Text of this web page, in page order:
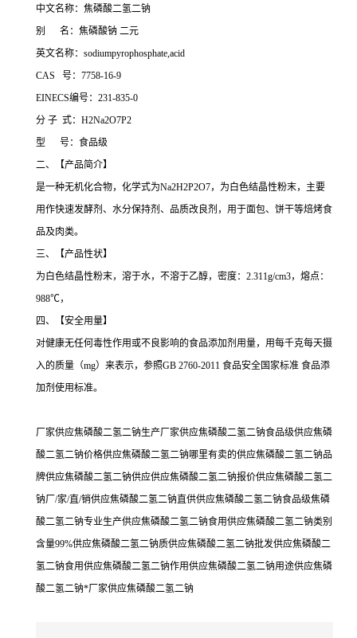
中文名称：焦磷酸二氢二钠
别 名：焦磷酸钠 二元
英文名称：sodiumpyrophosphate,acid
CAS 号：7758-16-9
EINECS编号：231-835-0
分 子 式：H2Na2O7P2
型 号：食品级
二、【产品简介】
是一种无机化合物，化学式为Na2H2P2O7，为白色结晶性粉末，主要
用作快速发酵剂、水分保持剂、品质改良剂，用于面包、饼干等焙烤食
品及肉类。
三、【产品性状】
为白色结晶性粉末，溶于水，不溶于乙醇，密度：2.311g/cm3，熔点：
988℃，
四、【安全用量】
对健康无任何毒性作用或不良影响的食品添加剂用量，用每千克每天摄
入的质量（mg）来表示，参照GB 2760-2011 食品安全国家标准 食品添
加剂使用标准。
厂家供应焦磷酸二氢二钠生产厂家供应焦磷酸二氢二钠食品级供应焦磷
酸二氢二钠价格供应焦磷酸二氢二钠哪里有卖的供应焦磷酸二氢二钠品
牌供应焦磷酸二氢二钠供应供应焦磷酸二氢二钠报价供应焦磷酸二氢二
钠厂/家/直/销供应焦磷酸二氢二钠直供供应焦磷酸二氢二钠食品级焦磷
酸二氢二钠专业生产供应焦磷酸二氢二钠食用供应焦磷酸二氢二钠类别
含量99%供应焦磷酸二氢二钠质供应焦磷酸二氢二钠批发供应焦磷酸二
氢二钠食用供应焦磷酸二氢二钠作用供应焦磷酸二氢二钠用途供应焦磷
酸二氢二钠*厂家供应焦磷酸二氢二钠